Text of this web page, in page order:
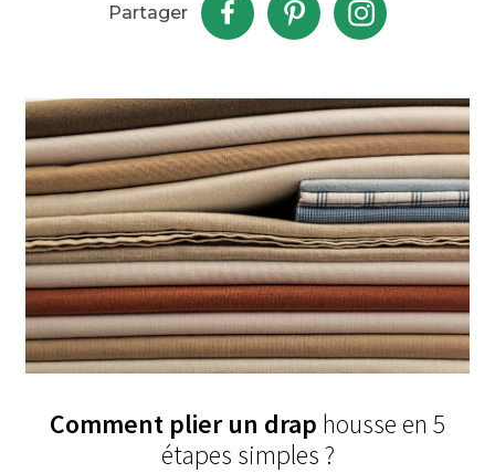
Partager
Comment plier un drap housse en 5
étapes simples ?